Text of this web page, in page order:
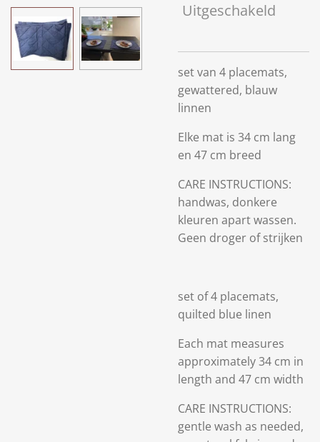
Uitgeschakeld
set van 4 placemats,
gewattered, blauw
linnen
Elke mat is 34 cm lang
en 47 cm breed
CARE INSTRUCTIONS:
handwas, donkere
kleuren apart wassen.
Geen droger of strijken
set of 4 placemats,
quilted blue linen
Each mat measures
approximately 34 cm in
length and 47 cm width
CARE INSTRUCTIONS:
gentle wash as needed,